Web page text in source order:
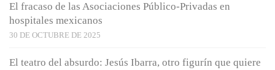
El fracaso de las Asociaciones Público-Privadas en
hospitales mexicanos
30 DE OCTUBRE DE 2025
El teatro del absurdo: Jesús Ibarra, otro figurín que quiere